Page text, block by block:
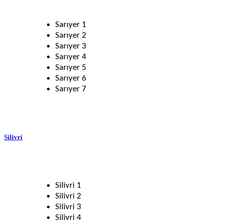
Sarıyer 1
Sarıyer 2
Sarıyer 3
Sarıyer 4
Sarıyer 5
Sarıyer 6
Sarıyer 7
Silivri
Silivri 1
Silivri 2
Silivri 3
Silivri 4